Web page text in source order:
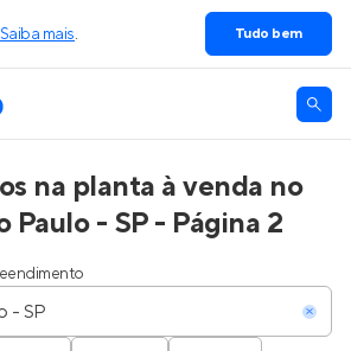
Saiba mais. Tudo bem
na planta à venda no
Paulo - SP - Página 2